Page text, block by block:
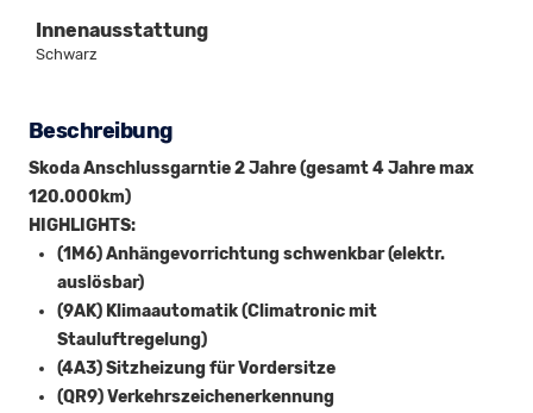
Innenausstattung
Schwarz
Beschreibung
Skoda Anschlussgarntie 2 Jahre (gesamt 4 Jahre max
120.000km)
HIGHLIGHTS:
(1M6) Anhängevorrichtung schwenkbar (elektr.
auslösbar)
(9AK) Klimaautomatik (Climatronic mit
Stauluftregelung)
(4A3) Sitzheizung für Vordersitze
(QR9) Verkehrszeichenerkennung